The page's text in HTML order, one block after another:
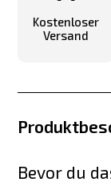
Kostenloser
Versand
Bevor du